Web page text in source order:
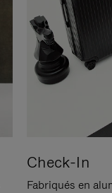
Check-In
Fabriqués en